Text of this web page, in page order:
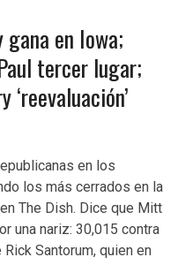
gana en Iowa;
tercer lugar;
‘reevaluación’
en los
los más cerrados en la
The Dish. Dice que Mitt
una nariz: 30,015 contra
Santorum, quien en